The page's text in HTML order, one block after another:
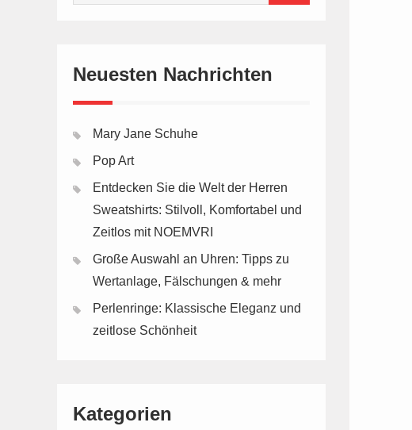
for:
Neuesten Nachrichten
Mary Jane Schuhe
Pop Art
Entdecken Sie die Welt der Herren
Sweatshirts: Stilvoll, Komfortabel und
Zeitlos mit NOEMVRI
Große Auswahl an Uhren: Tipps zu
Wertanlage, Fälschungen & mehr
Perlenringe: Klassische Eleganz und
zeitlose Schönheit
Kategorien